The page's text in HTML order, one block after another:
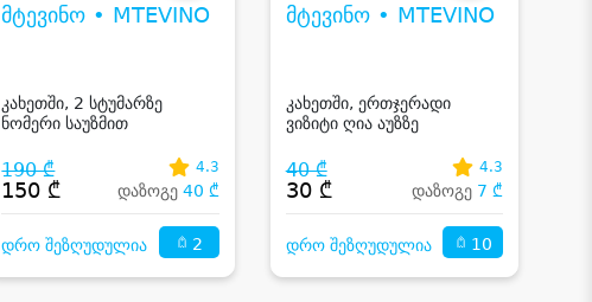
მტევინო • MTEVINO
კახეთში, 2 სტუმარზე
ნომერი საუზმით
190 ₾
150 ₾
4.3
დაზოგე 40 ₾
დრო შეზღუდულია 2
მტევინო • MTEVINO
კახეთში, ერთჯერადი
ვიზიტი ღია აუზზე
40 ₾
30 ₾
4.3
დაზოგე 7 ₾
დრო შეზღუდულია 10